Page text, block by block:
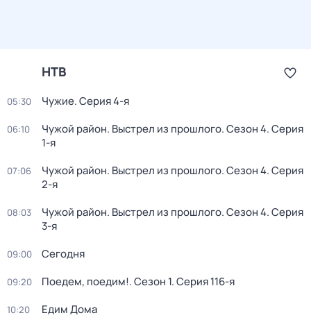
НТВ
05:30 Чужие. Серия 4-я
06:10 Чужой район. Выстрел из прошлого. Сезон 4. Серия
1-я
07:06 Чужой район. Выстрел из прошлого. Сезон 4. Серия
2-я
08:03 Чужой район. Выстрел из прошлого. Сезон 4. Серия
3-я
09:00 Сегодня
09:20 Поедем, поедим!. Сезон 1. Серия 116-я
10:20 Едим Дома